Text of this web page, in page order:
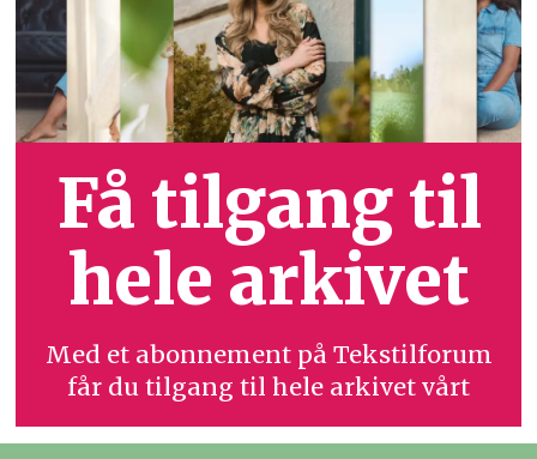
Få tilgang til
hele arkivet
Med et abonnement på Tekstilforum
får du tilgang til hele arkivet vårt